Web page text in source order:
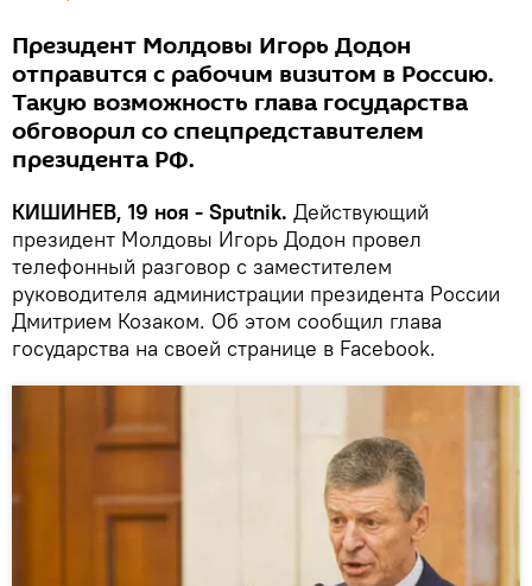
Президент Молдовы Игорь Додон
отправится с рабочим визитом в Россию.
Такую возможность глава государства
обговорил со спецпредставителем
президента РФ.
КИШИНЕВ, 19 ноя - Sputnik. Действующий
президент Молдовы Игорь Додон провел
телефонный разговор с заместителем
руководителя администрации президента России
Дмитрием Козаком. Об этом сообщил глава
государства на своей странице в Facebook.